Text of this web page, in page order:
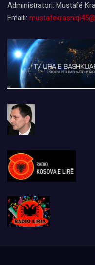
Administratori: Mustafë
Emaili: